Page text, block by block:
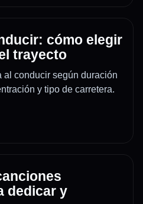
cómo elegir
trayecto
al conducir según duración
y tipo de carretera.
dedicar y